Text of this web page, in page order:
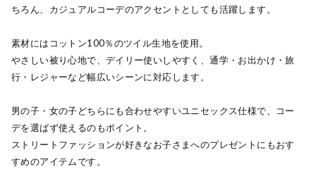
ちろん、カジュアルコーデのアクセントとしても活躍します。
素材にはコットン100％のツイル生地を使用。
やさしい被り心地で、デイリー使いしやすく、通学・お出かけ・旅
行・レジャーなど幅広いシーンに対応します。
男の子・女の子どちらにも合わせやすいユニセックス仕様で、コー
デを選ばず使えるのもポイント。
ストリートファッションが好きなお子さまへのプレゼントにもおす
すめのアイテムです。